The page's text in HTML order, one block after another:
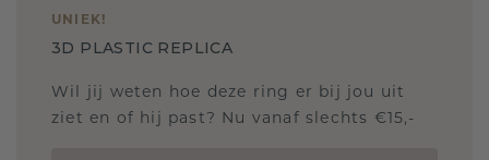
UNIEK!
3D PLASTIC REPLICA
Wil jij weten hoe deze ring er bij jou uit
ziet en of hij past? Nu vanaf slechts €15,-